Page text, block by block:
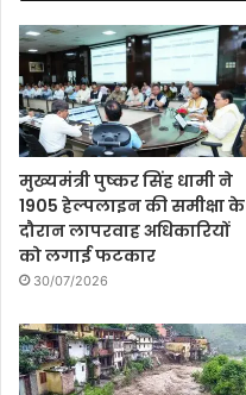
मुख्यमंत्री पुष्कर सिंह धामी ने
1905 हेल्पलाइन की समीक्षा के
दौरान लापरवाह अधिकारियों
को लगाई फटकार
30/07/2026